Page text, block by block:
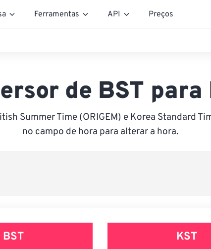
Ferramentas API Preços
de BST para
Summer Time (ORIGEM) e Korea Standard
no campo de hora para alterar a hora.
BST KST